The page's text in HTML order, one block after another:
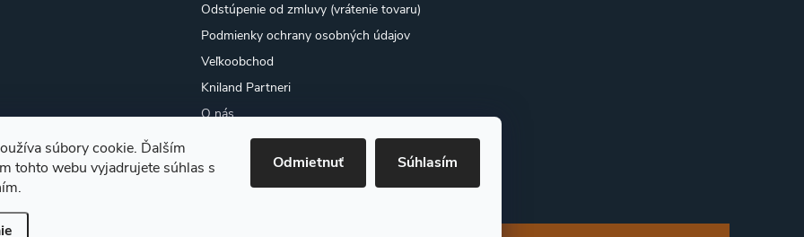
súbory cookie. Ďalším
tohto webu vyjadrujete súhlas s
Odmietnuť Súhlasím
Odstúpenie od zmluvy (vrátenie tovaru)
Podmienky ochrany osobných údajov
Veľkoobchod
Kniland Partneri
O nás
Osobný odber
Moja objednávka